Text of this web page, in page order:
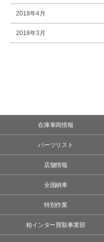
2018年4月
2018年3月
在庫車両情報
パーツリスト
店舗情報
全国納車
特別作業
柏インター買取事業部